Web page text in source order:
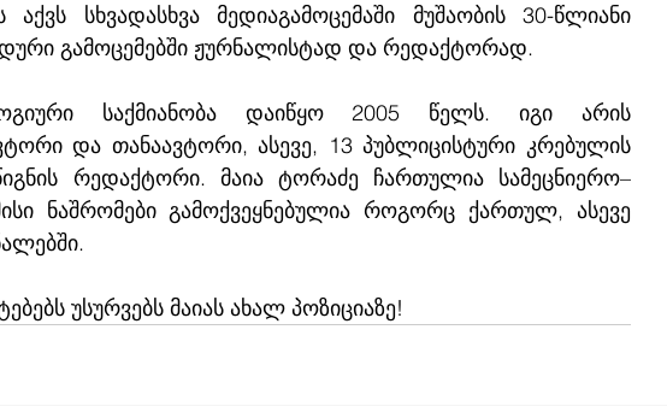
სხვადასხვა მედიაგამოცემაში მუშაობის 30-წლიანი
გამოცემებში ჟურნალისტად და რედაქტორად.
საქმიანობა დაიწყო 2005 წელს. იგი არის
და თანაავტორი, ასევე, 13 პუბლიცისტური კრებულის
რედაქტორი. მაია ტორაძე ჩართულია სამეცნიერო–
ნაშრომები გამოქვეყნებულია როგორც ქართულ, ასევე
უსურვებს მაიას ახალ პოზიციაზე!